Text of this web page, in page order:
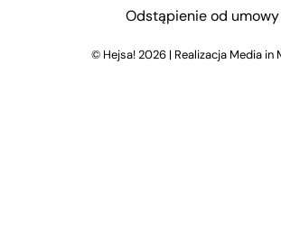
Odstąpienie od umowy
© Hejsa!2026 | Realizacja Media in